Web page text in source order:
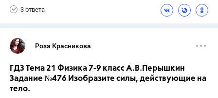
3 ответа
Роза Красникова
ГДЗ Тема 21 Физика 7-9 класс А.В.Перышкин
Задание №476 Изобразите силы, действующие на
тело.